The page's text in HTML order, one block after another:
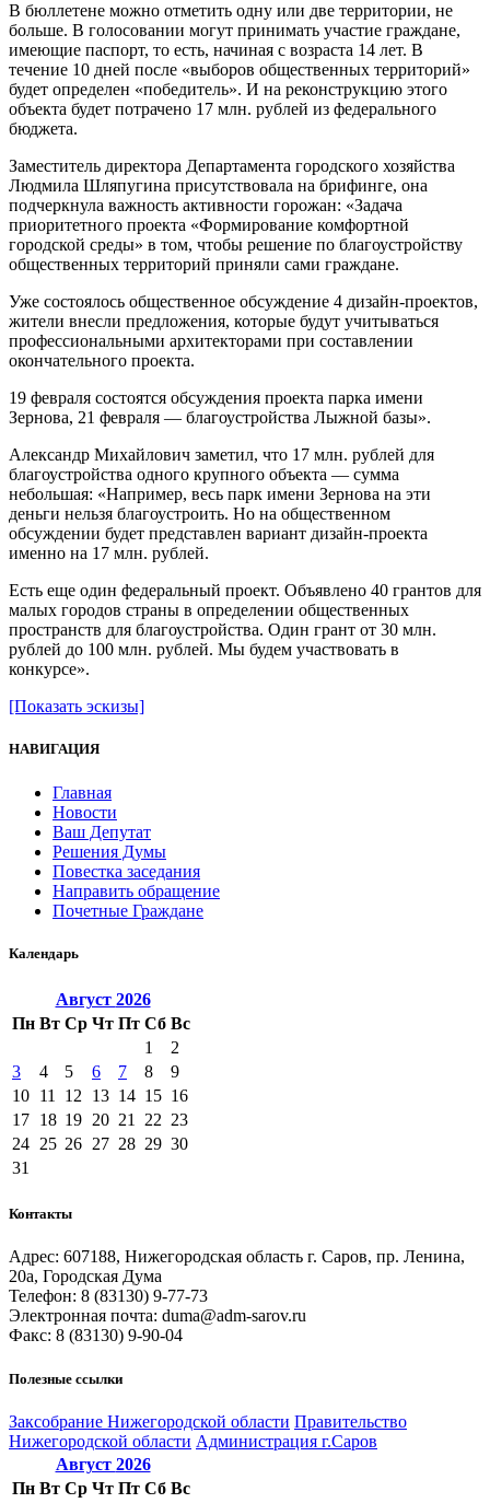
В бюллетене можно отметить одну или две территории, не
больше. В голосовании могут принимать участие граждане,
имеющие паспорт, то есть, начиная с возраста 14 лет. В
течение 10 дней после «выборов общественных территорий»
будет определен «победитель». И на реконструкцию этого
объекта будет потрачено 17 млн. рублей из федерального
бюджета.
Заместитель директора Департамента городского хозяйства
Людмила Шляпугина присутствовала на брифинге, она
подчеркнула важность активности горожан: «Задача
приоритетного проекта «Формирование комфортной
городской среды» в том, чтобы решение по благоустройству
общественных территорий приняли сами граждане.
Уже состоялось общественное обсуждение 4 дизайн-проектов,
жители внесли предложения, которые будут учитываться
профессиональными архитекторами при составлении
окончательного проекта.
19 февраля состоятся обсуждения проекта парка имени
Зернова, 21 февраля — благоустройства Лыжной базы».
Александр Михайлович заметил, что 17 млн. рублей для
благоустройства одного крупного объекта — сумма
небольшая: «Например, весь парк имени Зернова на эти
деньги нельзя благоустроить. Но на общественном
обсуждении будет представлен вариант дизайн-проекта
именно на 17 млн. рублей.
Есть еще один федеральный проект. Объявлено 40 грантов для
малых городов страны в определении общественных
пространств для благоустройства. Один грант от 30 млн.
рублей до 100 млн. рублей. Мы будем участвовать в
конкурсе».
[Показать эскизы]
НАВИГАЦИЯ
Главная
Новости
Ваш Депутат
Решения Думы
Повестка заседания
Направить обращение
Почетные Граждане
Календарь
Август 2026
Пн Вт Ср Чт Пт Сб Вс
1
2
3
4 5 6 7 8
9
10 11 12 13 14 15 16
17 18 19 20 21 22 23
24 25 26 27 28 29 30
31
Контакты
Адрес: 607188, Нижегородская область г. Саров, пр. Ленина,
20а, Городская Дума
Телефон: 8 (83130) 9-77-73
Электронная почта: duma@adm-sarov.ru
Факс: 8 (83130) 9-90-04
Полезные ссылки
Закcобрание Нижегородской области Правительство
Нижегородской области Администрация г.Саров
Август 2026
Пн Вт Ср Чт Пт Сб Вс